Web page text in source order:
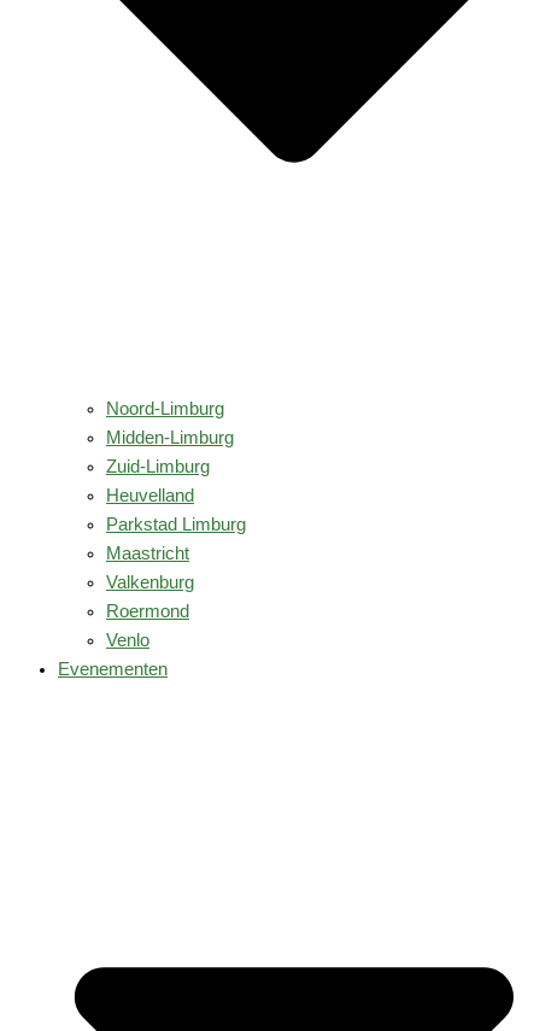
Noord-Limburg
Midden-Limburg
Zuid-Limburg
Heuvelland
Parkstad Limburg
Maastricht
Valkenburg
Roermond
Venlo
Evenementen